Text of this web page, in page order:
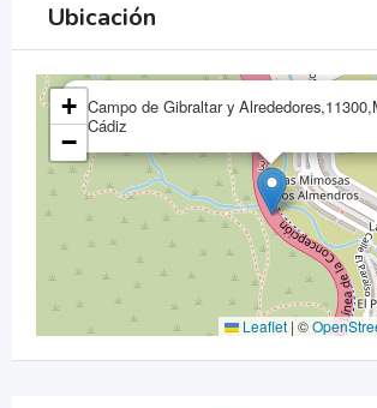
Ubicación
Campo de Gibraltar y
Cádiz
+
−
Leaflet | ©